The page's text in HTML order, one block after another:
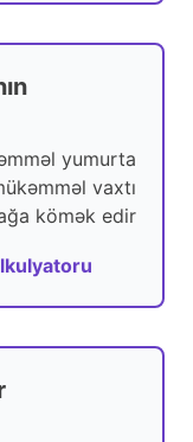
yumurta
vaxtı
kömək edir.